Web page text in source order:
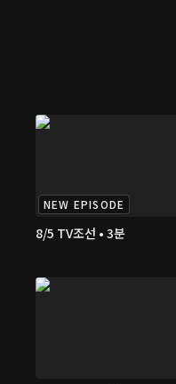
NEW EPISODE
8/5 TV조선 • 3분